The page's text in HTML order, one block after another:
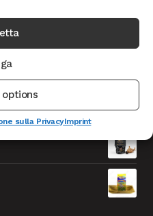
options
sulla PrivacyImprint
- TEST
TEST
Norcia